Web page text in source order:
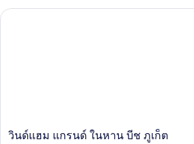
วิน
วินด์แฮม แกรนด์ ในหาน บีช ภูเก็ต
วินด์แฮม แกรนด์ ในหาน บีช ภูเก็ต